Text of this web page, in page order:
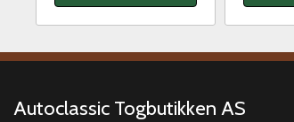
Autoclassic Togbutikken AS